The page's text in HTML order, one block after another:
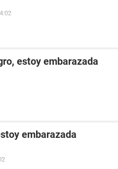
estoy embarazada
embarazada